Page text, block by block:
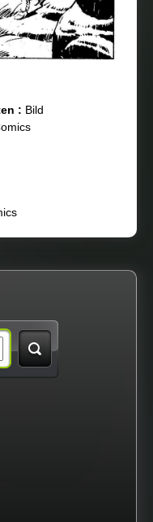
: Bild